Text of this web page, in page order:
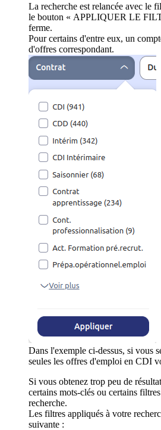
La recherche est relancée avec le
le bouton « APPLIQUER LE
ferme.
Pour certains d'entre eux, un
d'offres correspondant.
Dans l'exemple ci-dessus, si vous
seules les offres d'emploi en CDI
Si vous obtenez trop peu de
certains mots-clés ou certains
recherche.
Les filtres appliqués à votre
suivante :